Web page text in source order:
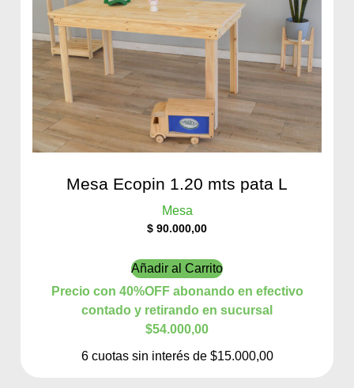
Mesa Ecopin 1.20 mts pata L
Mesa
$ 90.000,00
Añadir al Carrito
Precio con 40%OFF abonando en efectivo
contado y retirando en sucursal
$54.000,00
6 cuotas sin interés de $15.000,00